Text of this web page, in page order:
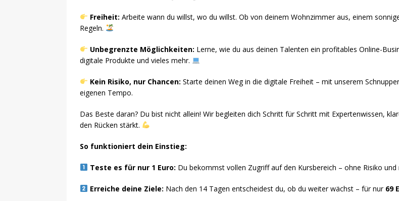
Freiheit: Arbeite wann du willst, wo du willst. Ob von deinem Wohnzimmer aus, einem
Regeln.
Unbegrenzte Möglichkeiten: Lerne, wie du aus deinen Talenten ein profitables Online-
digitale Produkte und vieles mehr.
Kein Risiko, nur Chancen: Starte deinen Weg in die digitale Freiheit – mit unserem
eigenen Tempo.
Das Beste daran? Du bist nicht allein! Wir begleiten dich Schritt für Schritt mit Expertenwissen,
den Rücken stärkt.
So funktioniert dein Einstieg:
Teste es für nur 1 Euro: Du bekommst vollen Zugriff auf den Kursbereich – ohne Risiko
Erreiche deine Ziele: Nach den 14 Tagen entscheidest du, ob du weiter wächst – für nur 69